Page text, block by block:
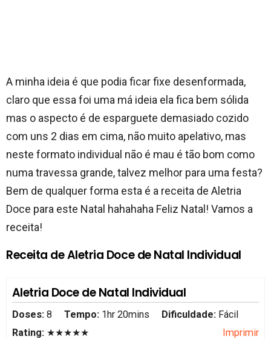
A minha ideia é que podia ficar fixe desenformada,
claro que essa foi uma má ideia ela fica bem sólida
mas o aspecto é de esparguete demasiado cozido
com uns 2 dias em cima, não muito apelativo, mas
neste formato individual não é mau é tão bom como
numa travessa grande, talvez melhor para uma festa?
Bem de qualquer forma esta é a receita de Aletria
Doce para este Natal hahahaha Feliz Natal! Vamos a
receita!
Receita de Aletria Doce de Natal Individual
Aletria Doce de Natal Individual
Doses: 8 Tempo: 1hr 20mins Dificuldade: Fácil
Rating: ★★★★★ Imprimir